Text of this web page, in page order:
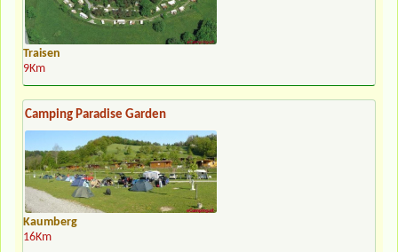
Traisen
9Km
Camping Paradise Garden
Kaumberg
16Km